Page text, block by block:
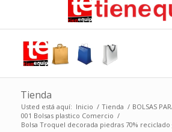
Tienda
Usted está aquí: Inicio / Tienda / BOLSAS
001 Bolsas plastico Comercio /
Bolsa Troquel decorada piedras 70% reciclado